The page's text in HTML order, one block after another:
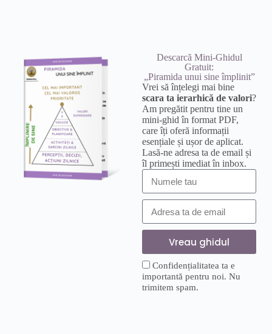
Descarcă Mini-Ghidul
Gratuit:
„Piramida unui sine împlinit”
Vrei să înțelegi mai bine
scara ta ierarhică de valori?
Am pregătit pentru tine un
mini-ghid în format PDF,
care îți oferă informații
esențiale și ușor de aplicat.
Lasă-ne adresa ta de email și
îl primești imediat în inbox.
Confidențialitatea ta e
importantă pentru noi. Nu
trimitem spam.
Vreau ghidul